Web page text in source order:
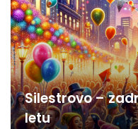
Silestrovo –
letu